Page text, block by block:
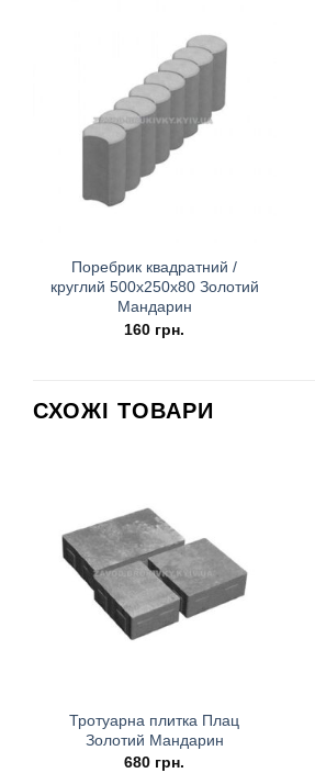
Поребрик квадратний /
круглий 500х250х80 Золотий
Мандарин
160 грн.
СХОЖІ ТОВАРИ
Тротуарна плитка Плац
Золотий Мандарин
680 грн.